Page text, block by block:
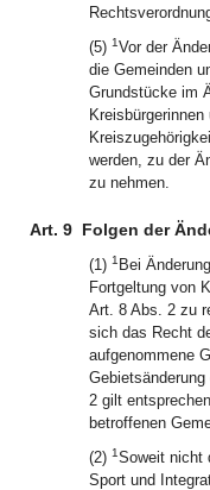
(5) 1Vor der
die Gemeinden
Grundstücke im
werden, zu der
zu nehmen.
Art. 9 Folgen der
(1) 1 Bei
Fortgeltung von
Art. 8 Abs. 2 zu
sich das Recht
aufgenommene
2 gilt
betroffenen
(2) 1Soweit nicht
Sport und